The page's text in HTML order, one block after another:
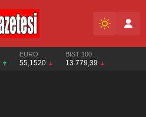
EURO
55,1520
BIST 100
13.779,39